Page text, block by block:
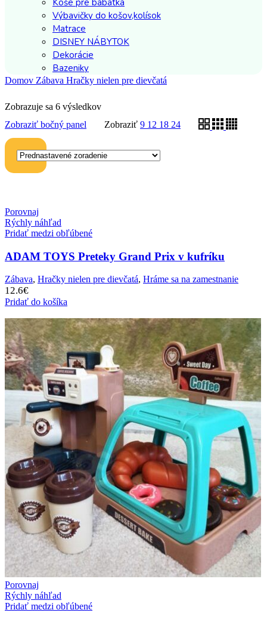
Výbavičky do košov,kolísok
Matrace
DISNEY NÁBYTOK
Dekorácie
Bazeniky
Domov Zábava Hračky nielen pre dievčatá
Zobrazuje sa 6 výsledkov
Zobraziť bočný panel
Zobraziť 9 12 18 24
Porovnaj
Rýchly náhľad
Pridať medzi obľúbené
ADAM TOYS Preteky Grand Prix v kufríku
Zábava, Hračky nielen pre dievčatá, Hráme sa na zamestnanie
12.6€
Pridať do košíka
Porovnaj
Rýchly náhľad
Pridať medzi obľúbené